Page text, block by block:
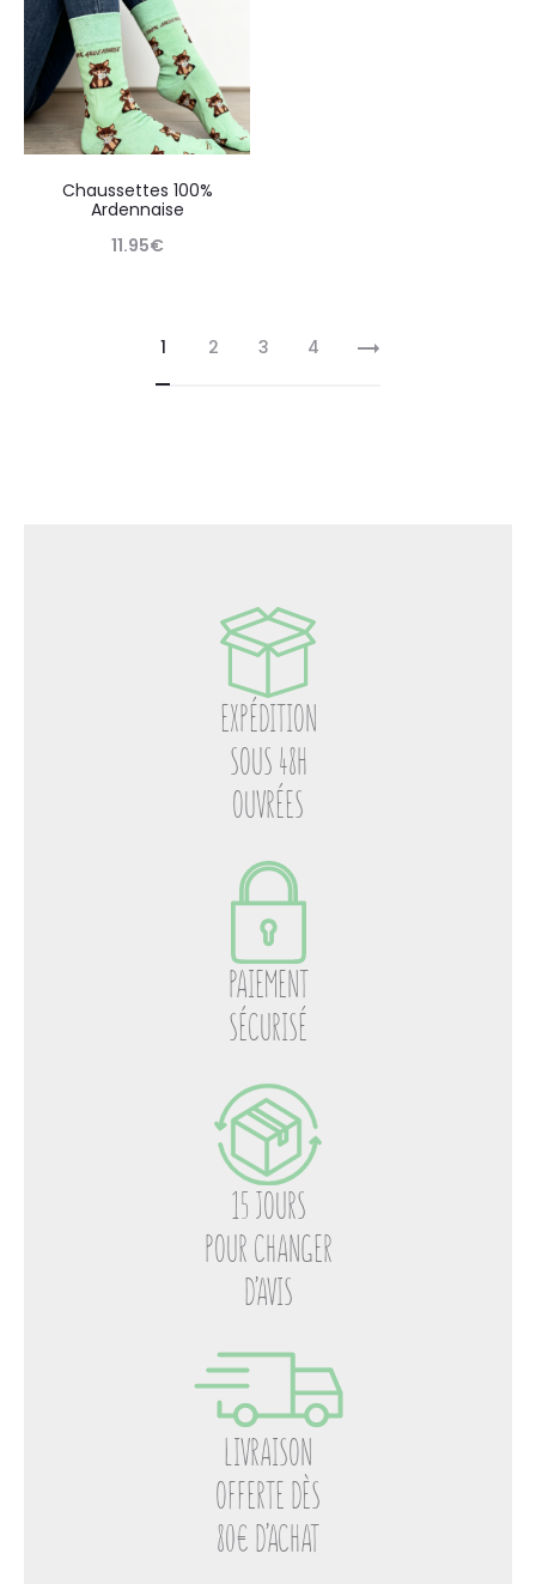
Chaussettes 100%
Ardennaise
11.95€
1 2 3 4
EXPÉDITION
SOUS 48H
OUVRÉES
PAIEMENT
SÉCURISÉ
15 JOURS
POUR CHANGER
D’AVIS
LIVRAISON
OFFERTE DÈS
80€ D’ACHAT